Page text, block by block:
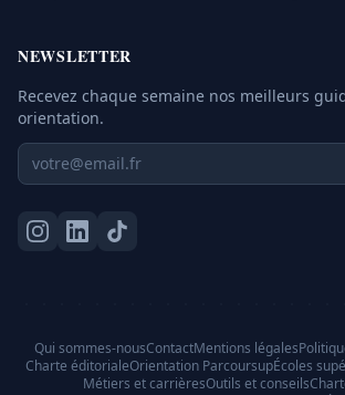
NEWSLETTER
Recevez chaque semaine nos meilleurs
orientation.
Qui sommes-nousContactMentions légales
Charte éditorialeOrientation ParcoursupÉcoles
Métiers et carrièresOutils et conseils